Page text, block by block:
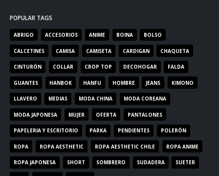
POPULAR TAGS
ABRIGO ACCESORIOS ANIME BOINA BOLSO
CALCETINES CAMISA CAMISETA CARDIGAN CHAQUETA
CINTURÓN COLLAR CROP TOP DECOHOGAR FALDA
GUANTES HANBOK HANFU HOMBRE JEANS KIMONO
LLAVERO MEDIAS MODA CHINA MODA COREANA
MODA JAPONESA MUJER OFERTA PANTALONES
PAPELERIA Y ESCRITORIO PARKA PENDIENTES POLERÓN
ROPA ROPA AESTHETIC ROPA AESTHETIC CHILE ROPA ANIME
ROPA JAPONESA SHORT SOMBRERO SUDADERA SUETER